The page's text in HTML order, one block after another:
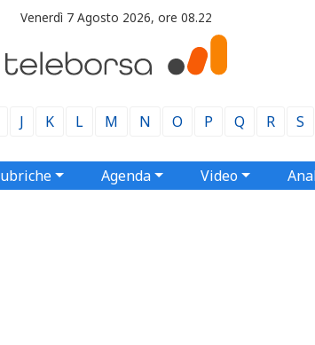
Venerdì 7 Agosto 2026, ore 08.22
J K L M N O P Q R S
Agenda Video